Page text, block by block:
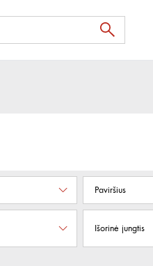
Paviršius
Išorinė jungtis